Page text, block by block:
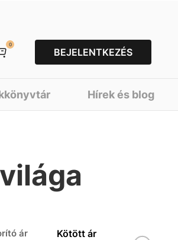
0
BEJELENTKEZÉS
Hírek és blog
ár Kötött ár